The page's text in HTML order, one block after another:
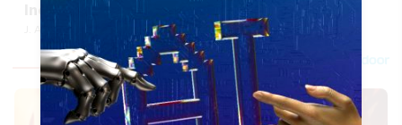
Incubazul, la incubadora azul de Zona Franca